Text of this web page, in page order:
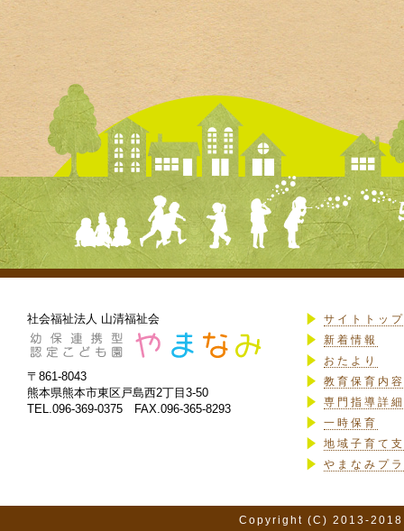
社会福祉法人 山清福祉会
〒861-8043
熊本県熊本市東区戸島西2丁目3-50
TEL.096-369-0375 FAX.096-365-8293
サイトトップ
新着情報
おたより
教育保育内
専門指導詳細
一時保育
地域子育て
やまなみプ
Copyright (C) 2013-